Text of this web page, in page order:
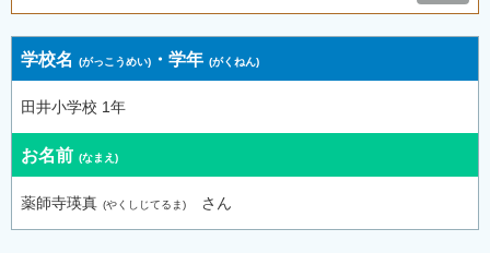
学校名 ・学年
田井小学校 1年
お名前
薬師寺瑛真 さん